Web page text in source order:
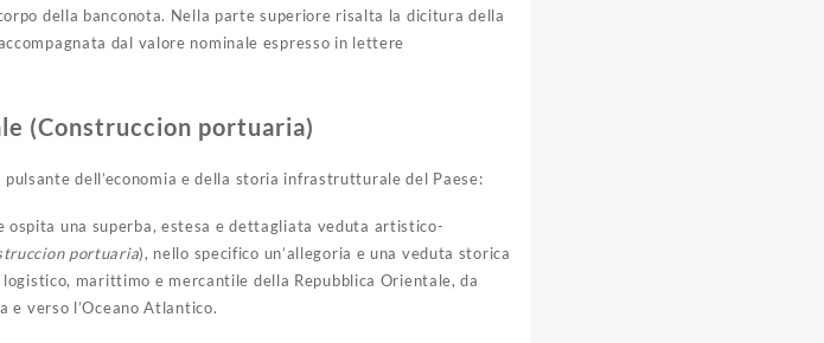
della banconota. Nella parte superiore risalta la dicitura della
dal valore nominale espresso in lettere
(Construccion portuaria)
dell’economia e della storia infrastrutturale del Paese:
ospita una superba, estesa e dettagliata veduta artistico-
portuaria), nello specifico un’allegoria e una veduta storica
marittimo e mercantile della Repubblica Orientale, da
e verso l’Oceano Atlantico.